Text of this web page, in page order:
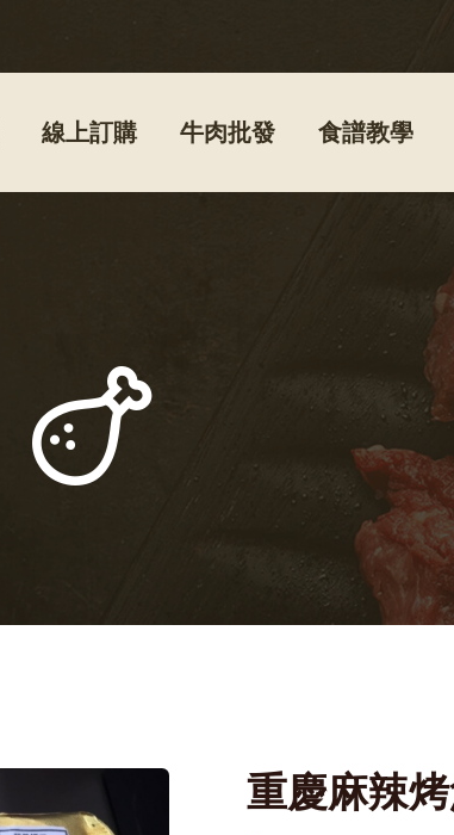
線上訂購 牛肉批發 食譜教學
重慶麻辣